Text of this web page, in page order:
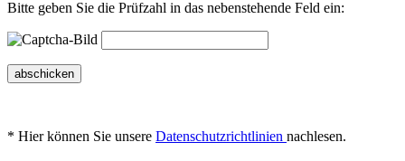
Bitte geben Sie die Prüfzahl in das nebenstehende Feld ein:
abschicken
* Hier können Sie unsere Datenschutzrichtlinien nachlesen.